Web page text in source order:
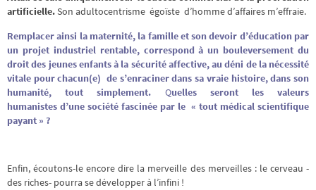
artificielle.Son adultocentrisme égoïste d’homme d’affaires m’effraie.
Remplacer ainsi la maternité, la famille et son devoir d’éducation par
un projet industriel rentable, correspond à un bouleversement du
droit des jeunes enfants à la sécurité affective, au déni de la nécessité
vitale pour chacun(e) de s’enraciner dans sa vraie histoire, dans son
humanité, tout simplement. Quelles seront les valeurs
humanistes d’une société fascinée par le « tout médical scientifique
payant » ?
Enfin, écoutons-le encore dire la merveille des merveilles : le cerveau -
des riches- pourra se développer à l’infini !